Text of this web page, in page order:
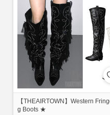
【THEAIRTOWN】Western
g Boots ★